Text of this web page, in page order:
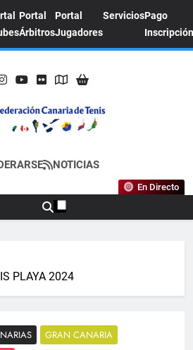
Portal
Árbitros
Portal
Jugadores
ServiciosPago
Inscripción
CANARIA DE
TENIS
De La Federación Canaria De
NOTICIAS
En Directo
PLAYA 2024
GRAN CANARIA